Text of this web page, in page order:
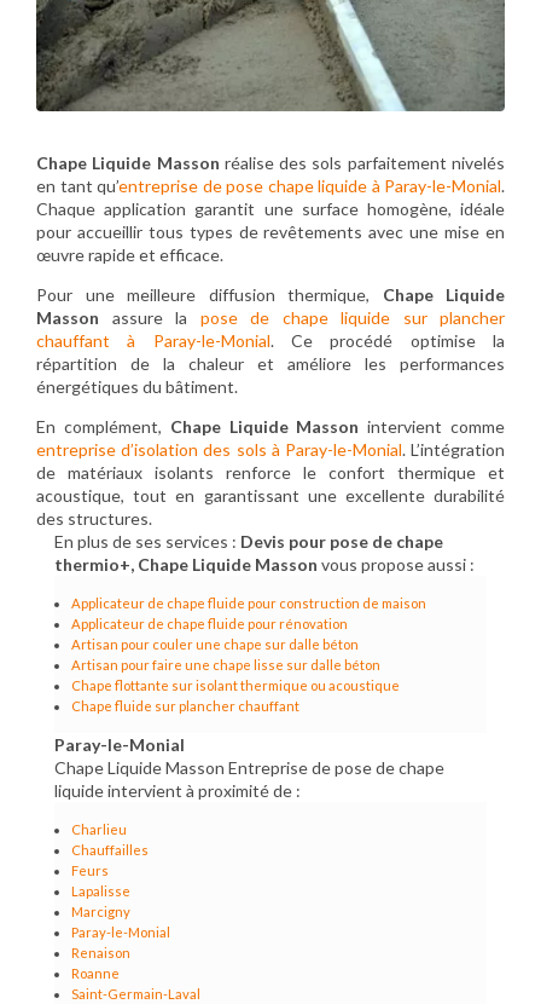
Chape Liquide Masson réalise des sols parfaitement nivelés
en tant qu’entreprise de pose chape liquide à Paray-le-Monial.
Chaque application garantit une surface homogène, idéale
pour accueillir tous types de revêtements avec une mise en
œuvre rapide et efficace.
Pour une meilleure diffusion thermique, Chape Liquide
Masson assure la pose de chape liquide sur plancher
chauffant à Paray-le-Monial. Ce procédé optimise la
répartition de la chaleur et améliore les performances
énergétiques du bâtiment.
En complément, Chape Liquide Masson intervient comme
entreprise d’isolation des sols à Paray-le-Monial. L’intégration
de matériaux isolants renforce le confort thermique et
acoustique, tout en garantissant une excellente durabilité
des structures.
En plus de ses services : Devis pour pose de chape
thermio+, Chape Liquide Masson vous propose aussi :
Applicateur de chape fluide pour construction de maison
Applicateur de chape fluide pour rénovation
Artisan pour couler une chape sur dalle béton
Artisan pour faire une chape lisse sur dalle béton
Chape flottante sur isolant thermique ou acoustique
Chape fluide sur plancher chauffant
Paray-le-Monial
Chape Liquide Masson Entreprise de pose de chape
liquide intervient à proximité de :
Charlieu
Chauffailles
Feurs
Lapalisse
Marcigny
Paray-le-Monial
Renaison
Roanne
Saint-Germain-Laval